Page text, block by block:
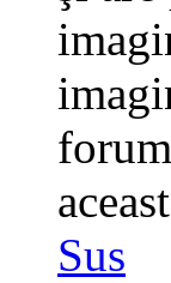
Sus